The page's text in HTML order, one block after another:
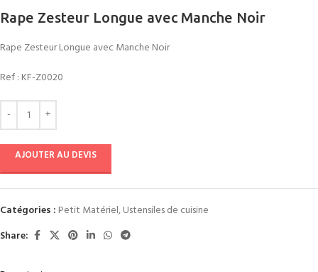
Rape Zesteur Longue avec Manche Noir
Rape Zesteur Longue avec Manche Noir
Ref : KF-Z0020
AJOUTER AU DEVIS
Catégories : Petit Matériel,Ustensiles de cuisine
Share: